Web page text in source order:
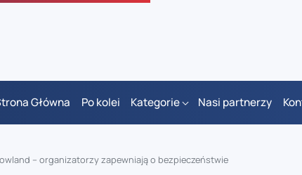
Główna Po kolei Kategorie Nasi partnerzy
– organizatorzy zapewniają o bezpieczeństwie